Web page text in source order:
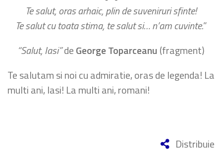
Te salut, oras arhaic, plin de suveniruri sfinte!
Te salut cu toata stima, te salut si… n’am cuvinte.”
“Salut, Iasi”deGeorge Toparceanu(fragment)
Te salutam si noi cu admiratie, oras de legenda! La
multi ani, Iasi! La multi ani, romani!
Distribuie